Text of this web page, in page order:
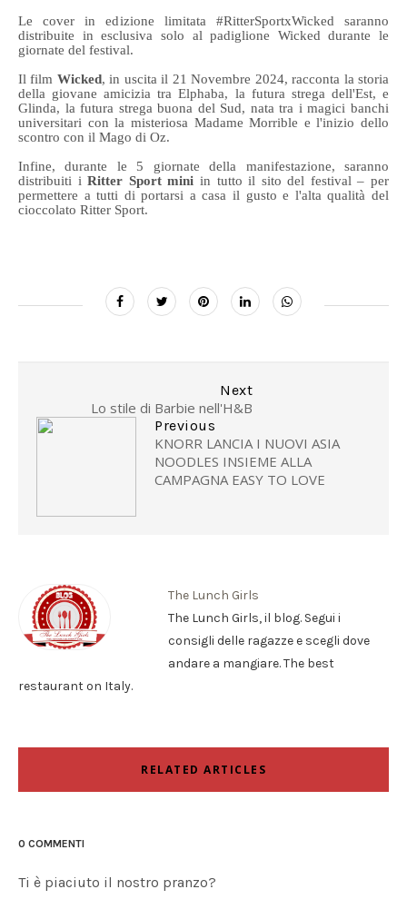
Le cover in edizione limitata #RitterSportxWicked saranno
distribuite in esclusiva solo al padiglione Wicked durante le
giornate del festival.
Il film Wicked, in uscita il 21 Novembre 2024, racconta la storia
della giovane amicizia tra Elphaba, la futura strega dell'Est, e
Glinda, la futura strega buona del Sud, nata tra i magici banchi
universitari con la misteriosa Madame Morrible e l'inizio dello
scontro con il Mago di Oz.
Infine, durante le 5 giornate della manifestazione, saranno
distribuiti iRitter Sport mini in tutto il sito del festival – per
permettere a tutti di portarsi a casa il gusto e l'alta qualità del
cioccolato Ritter Sport.
Next
Lo stile di Barbie nell'H&B
Previous
KNORR LANCIA I NUOVI ASIA
NOODLES INSIEME ALLA
CAMPAGNA EASY TO LOVE
The Lunch Girls
The Lunch Girls, il blog. Segui i
consigli delle ragazze e scegli dove
andare a mangiare. The best
restaurant on Italy.
RELATED ARTICLES
0 COMMENTI
Ti è piaciuto il nostro pranzo?